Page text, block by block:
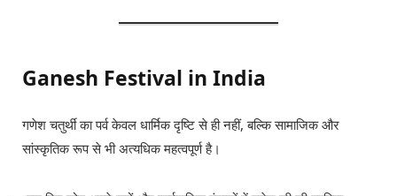
Ganesh Festival in India
गणेश चतुर्थी का पर्व केवल धार्मिक दृष्टि से ही नहीं, बल्कि सामाजिक और
सांस्कृतिक रूप से भी अत्यधिक महत्वपूर्ण है।